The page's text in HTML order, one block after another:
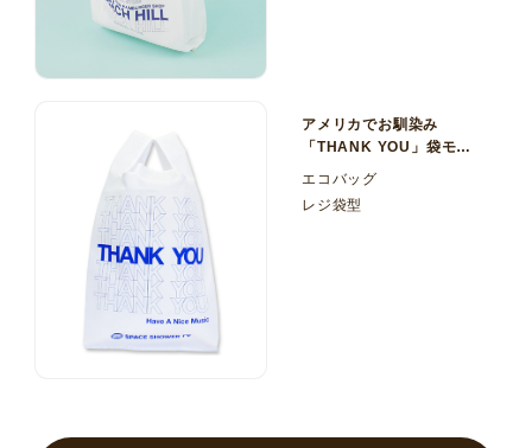
アメリカでお馴染み
「THANK YOU」袋モチ
ーフが可愛い ポリエステ
グ
エコバッグ
レジ袋型